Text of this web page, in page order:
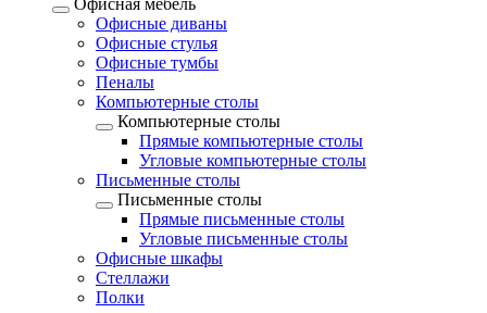
Офисная мебель
Офисные диваны
Офисные стулья
Офисные тумбы
Пеналы
Компьютерные столы
Компьютерные столы
Прямые компьютерные столы
Угловые компьютерные столы
Письменные столы
Письменные столы
Прямые письменные столы
Угловые письменные столы
Офисные шкафы
Стеллажи
Полки